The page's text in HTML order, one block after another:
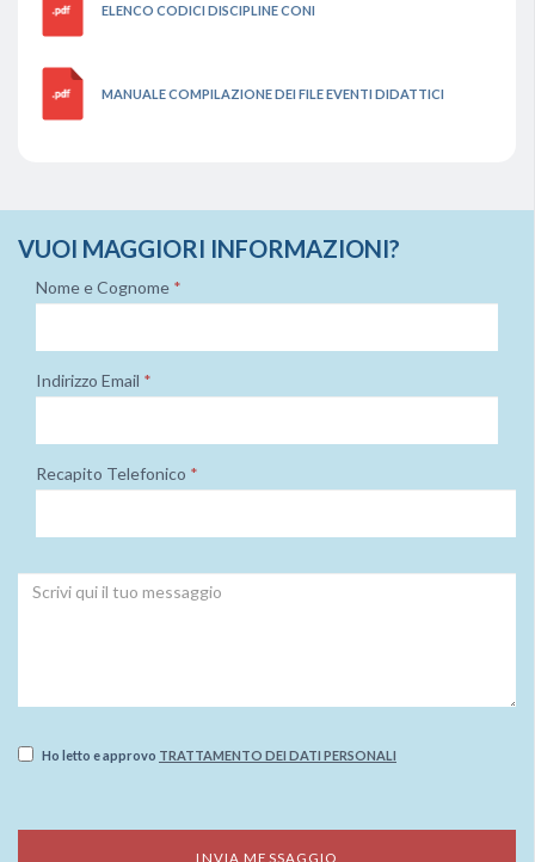
ELENCO CODICI DISCIPLINE CONI
MANUALE COMPILAZIONE DEI FILE EVENTI DIDATTICI
VUOI MAGGIORI INFORMAZIONI?
Nome e Cognome *
Indirizzo Email *
Recapito Telefonico *
Ho letto e approvo TRATTAMENTO DEI DATI PERSONALI